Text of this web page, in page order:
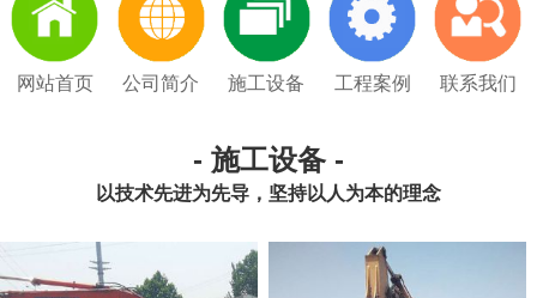
网站首页 公司简介 施工设备 工程案例 联系我们
- 施工设备 -
以技术先进为先导，坚持以人为本的理念